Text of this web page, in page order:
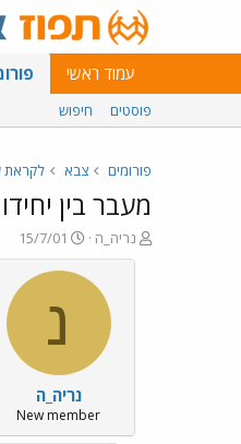
עמוד ראשי
פוסטים חיפוש
פורומים צבא לקראת
מעבר בין
פ
ו
נריה_ה
פ
ו
ר
ם
א
ר
י
ך
15/7/01
נ
נריה_ה
New member